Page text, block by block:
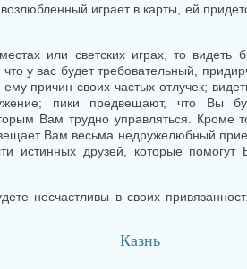
играет в карты, ей
или светских играх, то видеть
у вас будет требовательный,
причин своих частых отлучек;
пики предвещают, что Вы
Вам трудно управляться. Кроме
Вам весьма недружелюбный
истинных друзей, которые помогут
несчастливы в своих
Казнь